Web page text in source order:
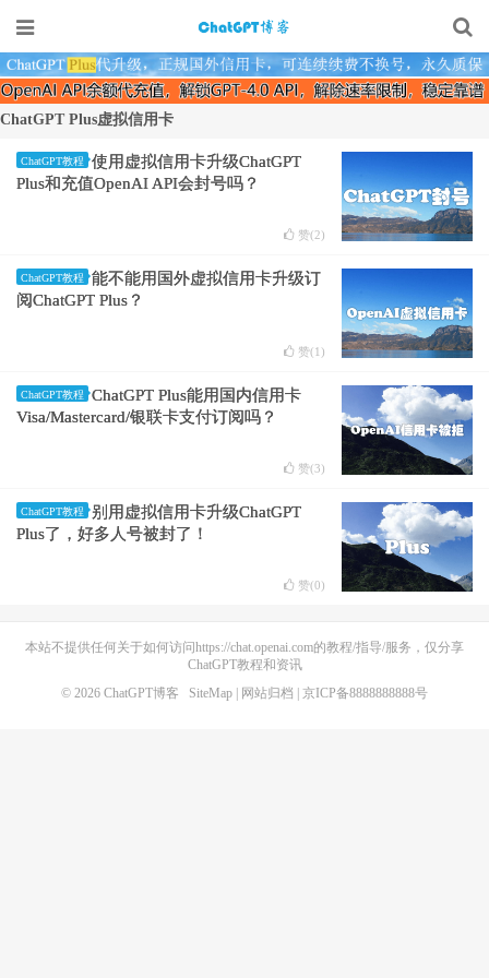
ChatGPT Plus虚拟信用卡
ChatGPT教程
使用虚拟信用卡升级ChatGPT
Plus和充值OpenAI API会封号吗？
赞(2)
ChatGPT教程
能不能用国外虚拟信用卡升级订
阅ChatGPT Plus？
赞(1 )
ChatGPT教程
ChatGPT Plus能用国内信用卡
Visa/Mastercard/银联卡支付订阅吗？
赞(3)
ChatGPT教程
别用虚拟信用卡升级ChatGPT
Plus了，好多人号被封了！
赞(0)
本站不提供任何关于如何访问https://chat.openai.com的教程/指导/服务，仅分享
ChatGPT教程和资讯
© 2026 ChatGPT博客 SiteMap | 网站归档 | 京ICP备8888888888号